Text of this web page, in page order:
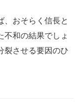
、おそらく信長と
不和の結果でしょ
裂させる要因のひ